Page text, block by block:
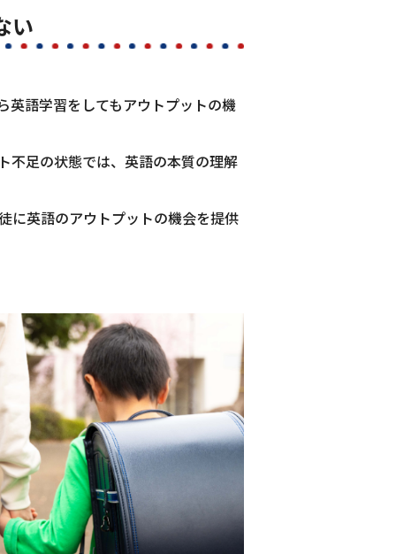
い
英語学習をしてもアウトプットの機
不足の状態では、英語の本質の理解
に英語のアウトプットの機会を提供